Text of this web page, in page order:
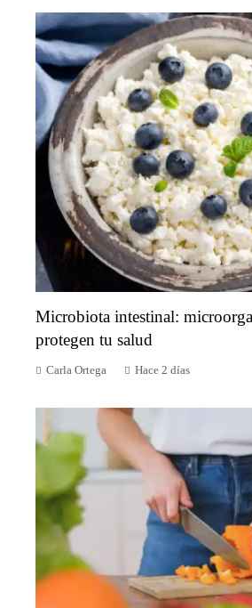
Microbiota intestinal:
protegen tu salud
Carla Ortega Hace 2 días